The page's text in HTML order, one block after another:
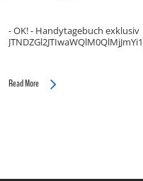
- OK! - Handytagebuch exklusiv
Read More